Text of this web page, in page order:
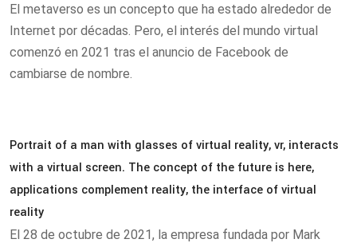
El metaverso es un concepto que ha estado alrededor de
Internet por décadas. Pero, el interés del mundo virtual
comenzó en 2021 tras el anuncio de Facebook de
cambiarse de nombre.
Portrait of a man with glasses of virtual reality, vr, interacts
with a virtual screen. The concept of the future is here,
applications complement reality, the interface of virtual
reality
El 28 de octubre de 2021, la empresa fundada por Mark